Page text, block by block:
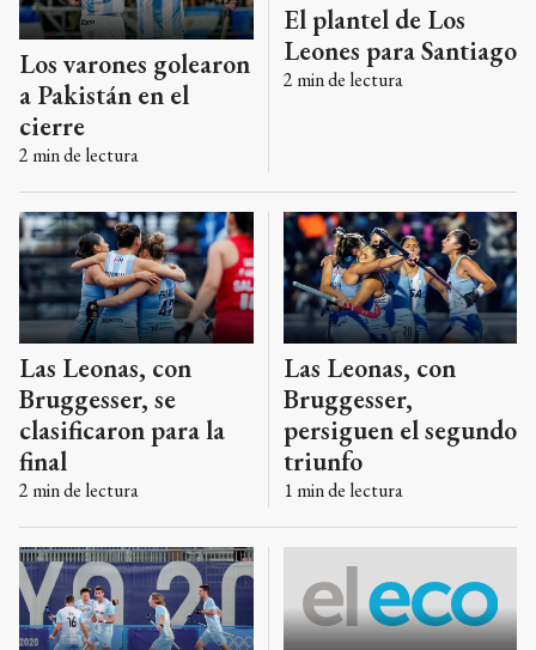
Los varones golearon
a Pakistán en el
cierre
2 min de lectura
El plantel de Los
Leones para Santiago
2 min de lectura
Las Leonas, con
Bruggesser, se
clasificaron para la
final
2 min de lectura
Las Leonas, con
Bruggesser,
persiguen el segundo
triunfo
1 min de lectura